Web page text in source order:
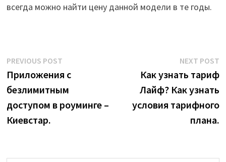
всегда можно найти цену данной модели в те годы.
Post
navigation
PREVIOUS POSTPrevious
post:
Приложения с
безлимитным
доступом в роуминге –
Киевстар.
NEXT POST
Как узнать тариф
Лайф? Как узнать
условия тарифного
плана.